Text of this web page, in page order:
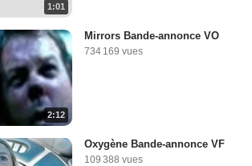
1:01
2:12
Mirrors Bande-annonce VO
734 169 vues
Oxygène Bande-annonce VF
109 388 vues